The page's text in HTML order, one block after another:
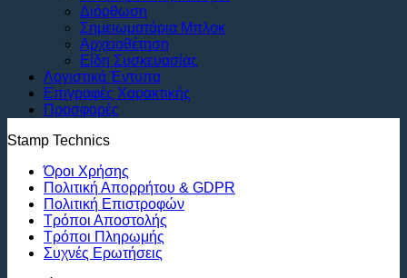
Διόρθωση
Σημειωματάρια Μπλοκ
Αρχειοθέτηση
Είδη Συσκευασίας
Λογιστικά Έντυπα
Επιγραφές Χαρακτικής
Προσφορές
Stamp Technics
Όροι Χρήσης
Πολιτική Απορρήτου & GDPR
Πολιτική Επιστροφών
Τρόποι Αποστολής
Τρόποι Πληρωμής
Συχνές Ερωτήσεις